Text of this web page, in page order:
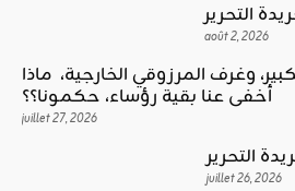
août 2, 2026
وغرف المرزوقي الخارجية، ماذا
أخفى عنا بقية رؤساء، حكمونا؟؟
juillet 27, 2026
juillet 26, 2026